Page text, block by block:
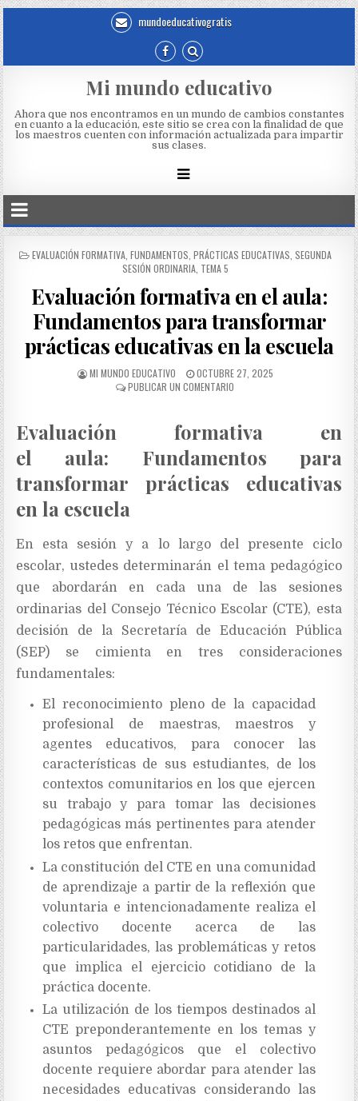
mundoeducativogratis
Mi mundo educativo
Ahora que nos encontramos en un mundo de cambios constantes
en cuanto a la educación, este sitio se crea con la finalidad de que
los maestros cuenten con información actualizada para impartir
sus clases.
EVALUACIÓN FORMATIVA, FUNDAMENTOS PRÁCTICAS EDUCATIVAS SEGUNDA
SESIÓN ORDINARIA, TEMA 5
Evaluación formativa en el aula:
Fundamentos para transformar
prácticas educativas en la escuela
MI MUNDO EDUCATIVO
OCTUBRE 27, 2025
PUBLICAR UN COMENTARIO
Evaluación formativa en
el aula: Fundamentos para
transformar prácticas educativas
en la escuela
En esta sesión y a lo largo del presente ciclo
escolar, ustedes determinarán el tema pedagógico
que abordarán en cada una de las sesiones
ordinarias del Consejo Técnico Escolar (CTE), esta
decisión de la Secretaría de Educación Pública
(SEP) se cimienta en tres consideraciones
fundamentales:
El reconocimiento pleno de la capacidad
profesional de maestras, maestros y
agentes educativos, para conocer las
características de sus estudiantes, de los
contextos comunitarios en los que ejercen
su trabajo y para tomar las decisiones
pedagógicas más pertinentes para atender
los retos que enfrentan.
La constitución del CTE en una comunidad
de aprendizaje a partir de la reflexión que
voluntaria e intencionadamente realiza el
colectivo docente acerca de las
particularidades, las problemáticas y retos
que implica el ejercicio cotidiano de la
práctica docente.
La utilización de los tiempos destinados al
CTE preponderantemente en los temas y
asuntos pedagógicos que el colectivo
docente requiere abordar para atender las
necesidades educativas considerando las